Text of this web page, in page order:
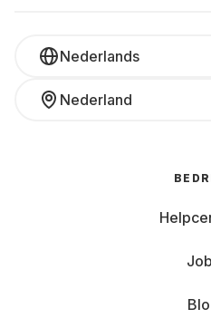
Nederlands
Nederland